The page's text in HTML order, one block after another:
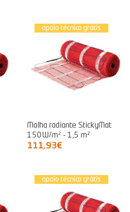
apoio técnico grátis
Malha radiante StickyMat
150W/m² - 1,5 m²
111,93€
apoio técnico grátis